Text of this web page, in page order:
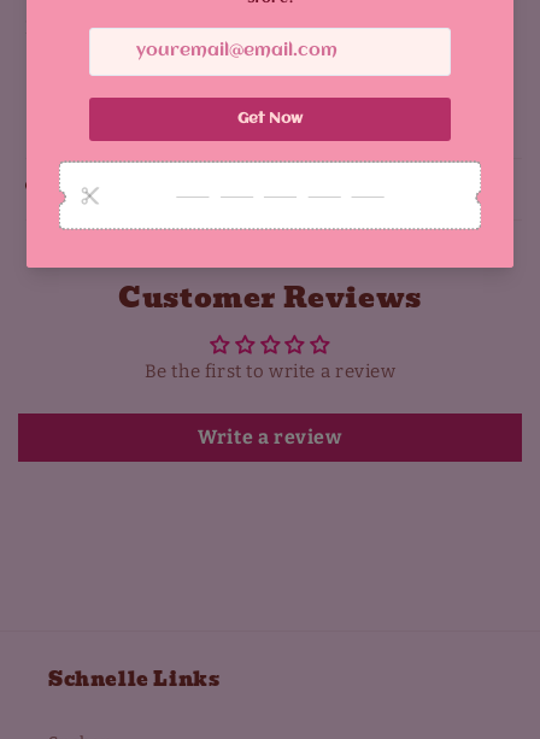
Es gibt einen holographischen Typ
Aktie
Why You'll Love It:
Customer Reviews
Be the first to write a review
Write a review
Schnelle Links